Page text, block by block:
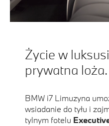
Życie w
prywatna loża.
BMW i7 Limuzyna
wsiadanie do tyłu i
tylnym fotelu